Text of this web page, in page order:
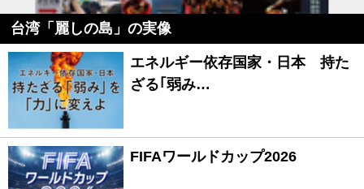
台湾「麗しの島」の実像
エネルギー依存国家・日本 持た
ざる｢弱み…
FIFAワールドカップ2026